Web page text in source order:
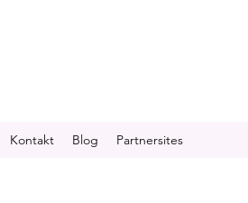
Kontakt Blog Partnersites